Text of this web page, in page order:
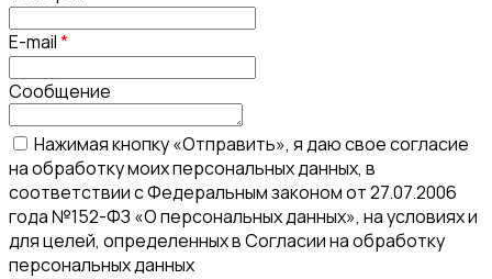
E-mail*
Сообщение
Нажимая кнопку «Отправить», я даю свое согласие
на обработку моих персональных данных, в
соответствии с Федеральным законом от 27.07.2006
года №152-ФЗ «О персональных данных», на условиях и
для целей, определенных в Согласии на обработку
персональных данных